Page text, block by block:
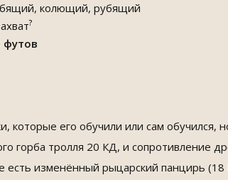
колющий, рубящий
?
футов
которые его обучили или сам обучился,
горба тролля 20 КД, и сопротивление
есть изменённый рыцарский панцирь (18